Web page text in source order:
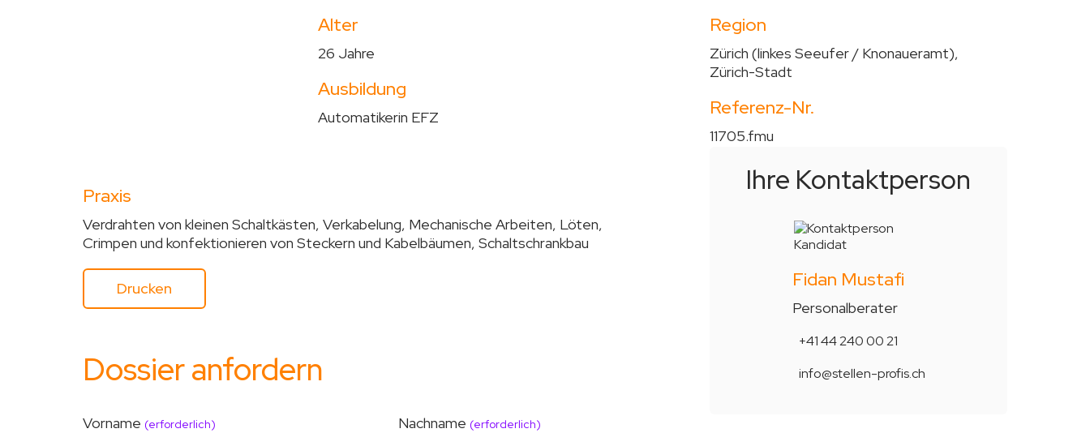
Alter
26 Jahre
Ausbildung
Automatikerin EFZ
Region
Zürich (linkes Seeufer / Knonaueramt),
Zürich-Stadt
Referenz-Nr.
11705.fmu
Praxis
Verdrahten von kleinen Schaltkästen, Verkabelung, Mechanische Arbeiten, Löten,
Crimpen und konfektionieren von Steckern und Kabelbäumen, Schaltschrankbau
Drucken
Dossier anfordern
Vorname (erforderlich) Nachname (erforderlich)
Ihre Kontakt­person
Fidan Mustafi
Personalberater
+41 44 240 00 21
info@stellen-profis.ch